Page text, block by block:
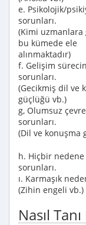
e. Psikolojik/
sorunları.
(Kimi uzmanlara
bu kümede ele
alınmaktadır)
f. Gelişim
sorunları.
(Gecikmiş dil ve
güçlüğü vb.)
g, Olumsuz
sorunları.
(Dil ve konuşma
h. Hiçbir
sorunları.
ı. Karmaşık
(Zihin engeli vb.)
Nasıl